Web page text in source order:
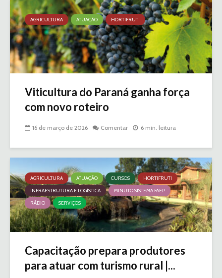
AGRICULTURA ATUAÇÃO HORTIFRUTI
Viticultura do Paraná ganha força
com novo roteiro
16 de março de 2026 Comentar 6 min. leitura
AGRICULTURA ATUAÇÃO CURSOS
HORTIFRUTI
INFRAESTRUTURA E LOGÍSTICA
MINUTO SISTEMA FAEP
RÁDIO
SERVIÇOS
Capacitação prepara produtores
para atuar com turismo rural |...